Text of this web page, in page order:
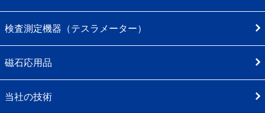
検査測定機器（テスラメーター）
磁石応用品
当社の技術